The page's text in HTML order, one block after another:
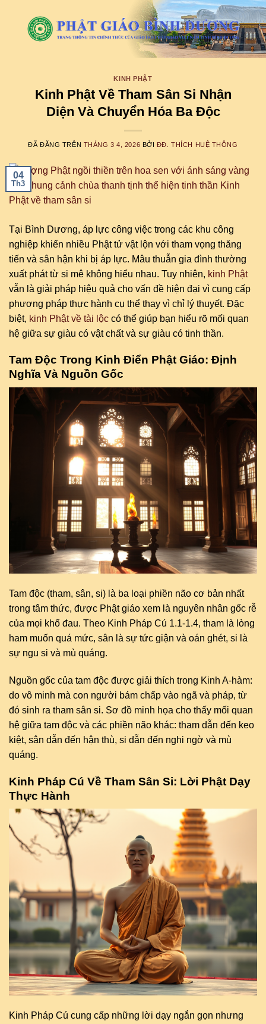
KINH PHẬT
Kinh Phật Về Tham Sân Si Nhận
Diện Và Chuyển Hóa Ba Độc
ĐÃ ĐĂNG TRÊN THÁNG 3 4, 2026 BỞI ĐĐ. THÍCH HUỆ THÔNG
04
Th3
Tại Bình Dương, áp lực công việc trong các khu công
nghiệp khiến nhiều Phật tử vật lộn với tham vọng thăng
tiến và sân hận khi bị áp lực. Mâu thuẫn gia đình thường
xuất phát từ si mê không hiểu nhau. Tuy nhiên, kinh Phật
vẫn là giải pháp hiệu quả cho vấn đề hiện đại vì cung cấp
phương pháp thực hành cụ thể thay vì chỉ lý thuyết. Đặc
biệt, kinh Phật về tài lộc có thể giúp bạn hiểu rõ mối quan
hệ giữa sự giàu có vật chất và sự giàu có tinh thần.
Tam Độc Trong Kinh Điển Phật Giáo: Định
Nghĩa Và Nguồn Gốc
Tam độc (tham, sân, si) là ba loại phiền não cơ bản nhất
trong tâm thức, được Phật giáo xem là nguyên nhân gốc rễ
của mọi khổ đau. Theo Kinh Pháp Cú 1.1-1.4, tham là lòng
ham muốn quá mức, sân là sự tức giận và oán ghét, si là
sự ngu si và mù quáng.
Nguồn gốc của tam độc được giải thích trong Kinh A-hàm:
do vô minh mà con người bám chấp vào ngã và pháp, từ
đó sinh ra tham sân si. Sơ đồ minh họa cho thấy mối quan
hệ giữa tam độc và các phiền não khác: tham dẫn đến keo
kiệt, sân dẫn đến hận thù, si dẫn đến nghi ngờ và mù
quáng.
Kinh Pháp Cú Về Tham Sân Si: Lời Phật Dạy
Thực Hành
Kinh Pháp Cú cung cấp những lời dạy ngắn gọn nhưng